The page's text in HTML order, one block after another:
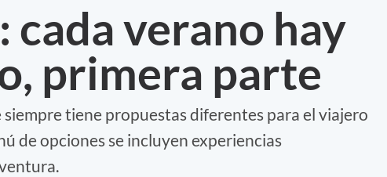
cada verano hay
primera parte
tiene propuestas diferentes para el viajero
de opciones se incluyen experiencias